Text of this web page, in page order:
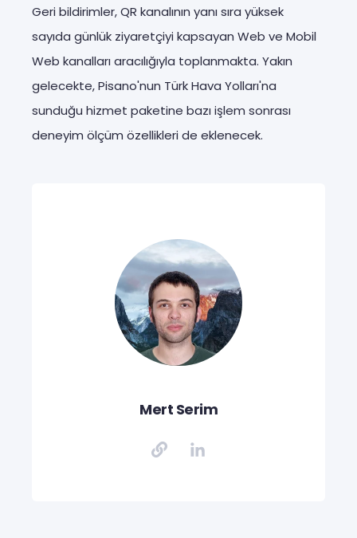
Geri bildirimler, QR kanalının yanı sıra yüksek
sayıda günlük ziyaretçiyi kapsayan Web ve Mobil
Web kanalları aracılığıyla toplanmakta. Yakın
gelecekte, Pisano'nun Türk Hava Yolları'na
sunduğu hizmet paketine bazı işlem sonrası
deneyim ölçüm özellikleri de eklenecek.
Mert Serim